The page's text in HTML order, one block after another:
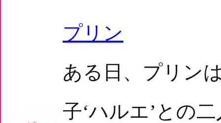
プリン
ある日、プリン
子‘ハルエ’との